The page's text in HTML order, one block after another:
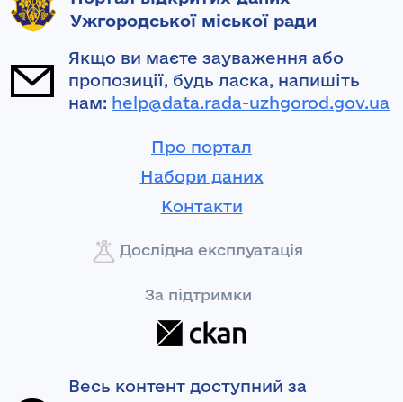
Ужгородської міської ради
Якщо ви маєте зауваження або
пропозиції, будь ласка, напишіть
нам: help@data.rada-uzhgorod.gov.ua
Про портал
Набори даних
Контакти
Дослідна експлуатація
За підтримки
Весь контент доступний за